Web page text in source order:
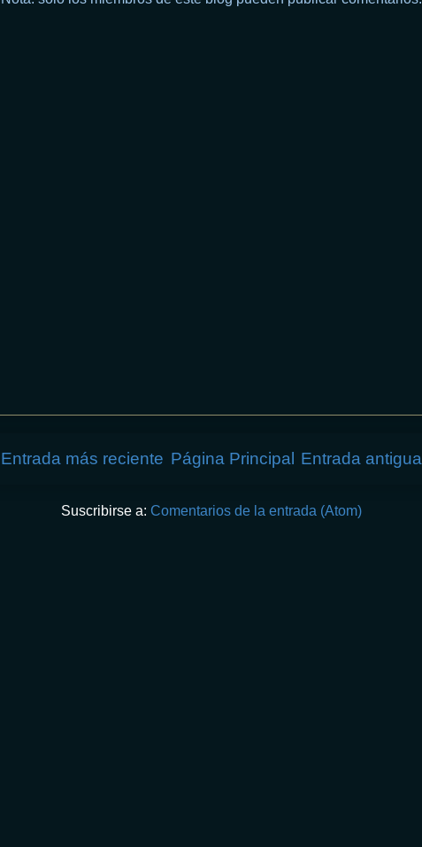
Entrada más reciente Entrada antigua
Página Principal
Suscribirse a: Comentarios de la entrada (Atom)